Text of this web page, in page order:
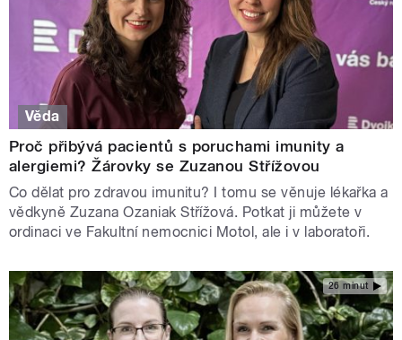
Věda
Proč přibývá pacientů s poruchami imunity a
alergiemi? Žárovky se Zuzanou Střížovou
Co dělat pro zdravou imunitu? I tomu se věnuje lékařka a
vědkyně Zuzana Ozaniak Střížová. Potkat ji můžete v
ordinaci ve Fakultní nemocnici Motol, ale i v laboratoři.
26 minut